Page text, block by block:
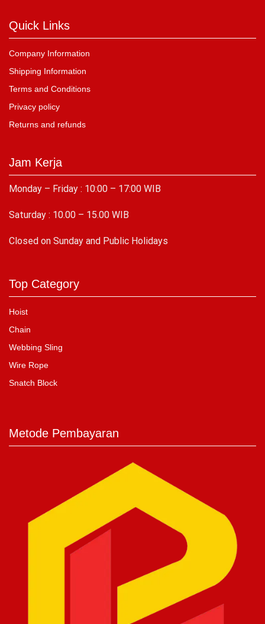
Quick Links
Company Information
Shipping Information
Terms and Conditions
Privacy policy
Returns and refunds
Jam Kerja
Monday – Friday : 10:00 – 17:00 WIB
Saturday : 10.00 – 15.00 WIB
Closed on Sunday and Public Holidays
Top Category
Hoist
Chain
Webbing Sling
Wire Rope
Snatch Block
Metode Pembayaran